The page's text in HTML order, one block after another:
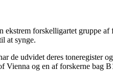
ekstrem forskelligartet gruppe af
at synge.
de udvidet deres toneregister
Vienna og en af forskerne bag